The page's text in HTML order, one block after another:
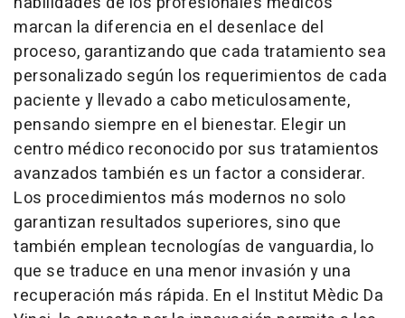
marcan la diferencia en el desenlace del
proceso, garantizando que cada tratamiento sea
personalizado según los requerimientos de cada
paciente y llevado a cabo meticulosamente,
pensando siempre en el bienestar. Elegir un
centro médico reconocido por sus tratamientos
avanzados también es un factor a considerar.
Los procedimientos más modernos no solo
garantizan resultados superiores, sino que
también emplean tecnologías de vanguardia, lo
que se traduce en una menor invasión y una
recuperación más rápida. En el Institut Mèdic Da